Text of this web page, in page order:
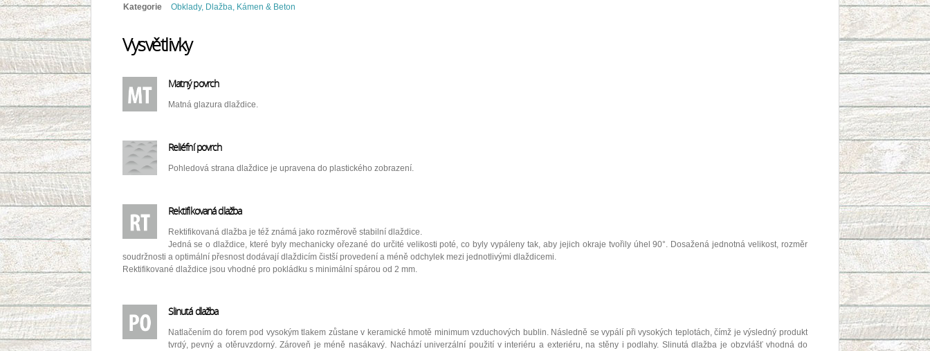
Kategorie
Obklady, Dlažba, Kámen & Beton
Vysvětlivky
Matný povrch
Matná glazura dlaždice.
Reliéfní povrch
Pohledová strana dlaždice je upravena do plastického zobrazení.
Rektifikovaná dlažba
Rektifikovaná dlažba je též známá jako rozměrově stabilní dlaždice.
Jedná se o dlaždice, které byly mechanicky ořezané do určité velikosti poté, co byly vypáleny tak, aby jejich okraje tvořily úhel 90°. Dosažená jednotná velikost, rozměr
soudržnosti a optimální přesnost dodávají dlaždicím čistší provedení a méně odchylek mezi jednotlivými dlaždicemi.
Rektifikované dlaždice jsou vhodné pro pokládku s minimální spárou od 2 mm.
Slinutá dlažba
Natlačením do forem pod vysokým tlakem zůstane v keramické hmotě minimum vzduchových bublin. Následně se vypálí při vysokých teplotách, čímž je výsledný produkt
tvrdý, pevný a otěruvzdorný. Zároveň je méně nasákavý. Nachází univerzální použití v interiéru a exteriéru, na stěny i podlahy. Slinutá dlažba je obzvlášť vhodná do